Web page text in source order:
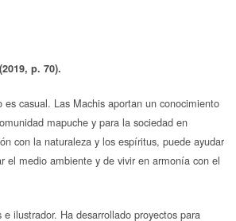
p. 70).
casual. Las Machis aportan un conocimiento
mapuche y para la sociedad en
con la naturaleza y los espíritus, puede ayudar
el medio ambiente y de vivir en armonía con el
ilustrador. Ha desarrollado proyectos para